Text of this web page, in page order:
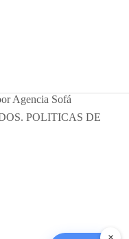
Agencia Sofá
POLITICAS DE